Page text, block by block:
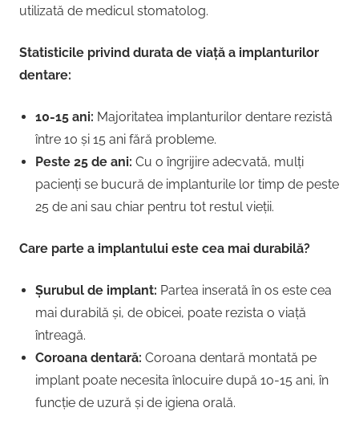
utilizată de medicul stomatolog.
Statisticile privind durata de viață a implanturilor
dentare:
10-15 ani: Majoritatea implanturilor dentare rezistă
între 10 și 15 ani fără probleme.
Peste 25 de ani: Cu o îngrijire adecvată, mulți
pacienți se bucură de implanturile lor timp de peste
25 de ani sau chiar pentru tot restul vieții.
Care parte a implantului este cea mai durabilă?
Șurubul de implant: Partea inserată în os este cea
mai durabilă și, de obicei, poate rezista o viață
întreagă.
Coroana dentară: Coroana dentară montată pe
implant poate necesita înlocuire după 10-15 ani, în
funcție de uzură și de igiena orală.